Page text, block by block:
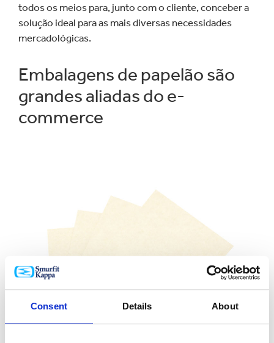
Consent Details About
todos os meios para, junto com o cliente, conceber a
solução ideal para as mais diversas necessidades
mercadológicas.
Embalagens de papelão são
grandes aliadas do e-
commerce